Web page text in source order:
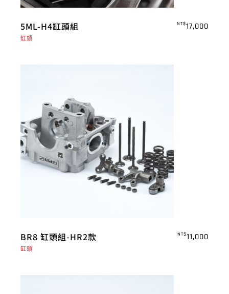
5ML-H4缸頭組 NT$17,000
缸頭
BR8 缸頭組-HR2款 NT$11,000
缸頭